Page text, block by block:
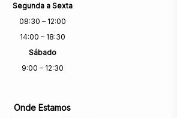
Segunda a Sexta
08:30 – 12:00
14:00 – 18:30
Sábado
9:00 – 12:30
Onde Estamos